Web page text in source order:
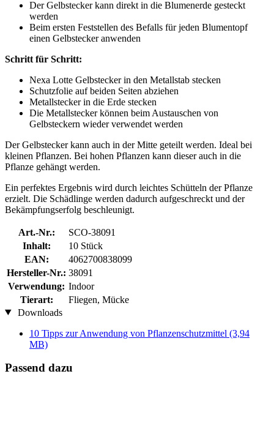
Der Gelbstecker kann direkt in die Blumenerde gesteckt
werden
Beim ersten Feststellen des Befalls für jeden Blumentopf
einen Gelbstecker anwenden
Schritt für Schritt:
Nexa Lotte Gelbstecker in den Metallstab stecken
Schutzfolie auf beiden Seiten abziehen
Metallstecker in die Erde stecken
Die Metallstecker können beim Austauschen von
Gelbsteckern wieder verwendet werden
Der Gelbstecker kann auch in der Mitte geteilt werden. Ideal bei
kleinen Pflanzen. Bei hohen Pflanzen kann dieser auch in die
Pflanze gehängt werden.
Ein perfektes Ergebnis wird durch leichtes Schütteln der Pflanze
erzielt. Die Schädlinge werden dadurch aufgeschreckt und der
Bekämpfungserfolg beschleunigt.
Art.-Nr.:
SCO-38091
Inhalt:
10 Stück
EAN:
4062700838099
Hersteller-Nr.: 38091
Verwendung: Indoor
Tierart:
Fliegen, Mücke
Downloads
10 Tipps zur Anwendung von Pflanzenschutzmittel (3,94
MB)
Passend dazu